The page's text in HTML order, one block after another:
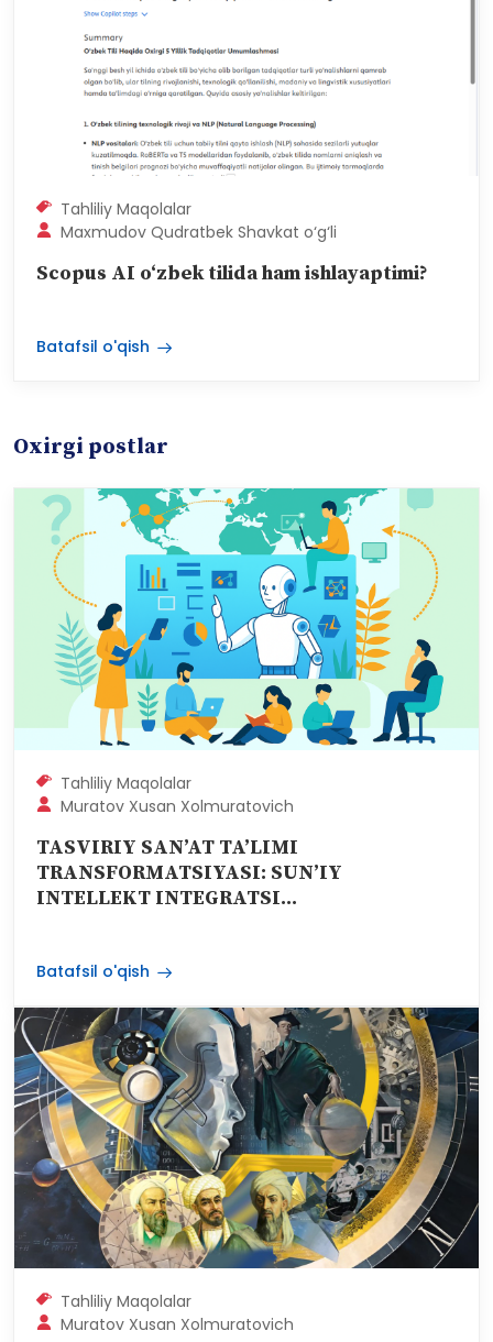
Tahliliy Maqolalar
Maxmudov Qudratbek Shavkat o‘g‘li
Scopus AI o‘zbek tilida ham ishlayaptimi?
Batafsil o'qish
Oxirgi postlar
Tahliliy Maqolalar
Muratov Xusan Xolmuratovich
TASVIRIY SAN’AT TA’LIMI
TRANSFORMATSIYASI: SUN’IY
INTELLEKT INTEGRATSI...
Batafsil o'qish
Tahliliy Maqolalar
Muratov Xusan Xolmuratovich